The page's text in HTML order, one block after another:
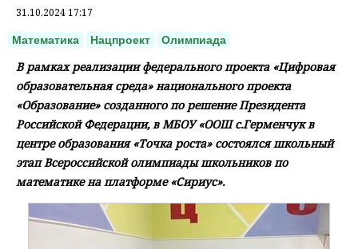
31.10.2024 17:17
Математика Нацпроект Олимпиада
В рамках реализации федерального проекта «Цифровая
образовательная среда» национального проекта
«Образование» созданного по решение Президента
Российской Федерации, в МБОУ «ООШ с.Герменчук в
центре образования «Точка роста» состоялся школьный
этап Всероссийской олимпиады школьников по
математике на платформе «Сириус».